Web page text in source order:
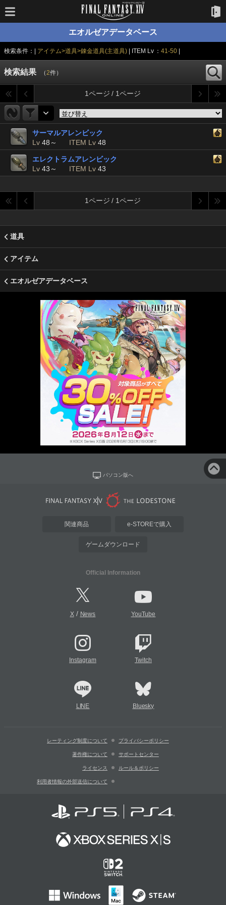
エオルゼアデータベース
検索条件：| アイテム>道具>錬金道具(主道具) | ITEM Lv ：41-50
検索結果 （2件）
1ページ / 1ページ
サーマルアレンビック
Lv 48～ ITEM Lv 48
エレクトラムアレンビック
Lv 43～ ITEM Lv 43
1ページ / 1ページ
道具
アイテム
エオルゼアデータベース
パソコン版へ
関連商品 e-STOREで購入
ゲームダウンロード
Official Information
X/ News YouTube
Instagram Twitch
LINE Bluesky
レーティング制度について プライバシーポリシー
著作権について サポートセンター
ライセンス ルール＆ポリシー
利用者情報の外部送信について